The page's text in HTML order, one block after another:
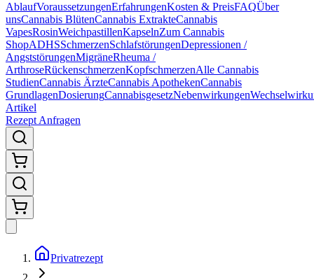
AblaufVoraussetzungenErfahrungenKosten & PreisFAQÜber
unsCannabis BlütenCannabis ExtrakteCannabis
VapesRosinWeichpastillenKapselnZum Cannabis
ShopADHSSchmerzenSchlafstörungenDepressionen /
AngststörungenMigräneRheuma /
ArthroseRückenschmerzenKopfschmerzenAlle Cannabis
StudienCannabis ÄrzteCannabis ApothekenCannabis
GrundlagenDosierungCannabisgesetzNebenwirkungen
Artikel
Rezept Anfragen
Privatrezept